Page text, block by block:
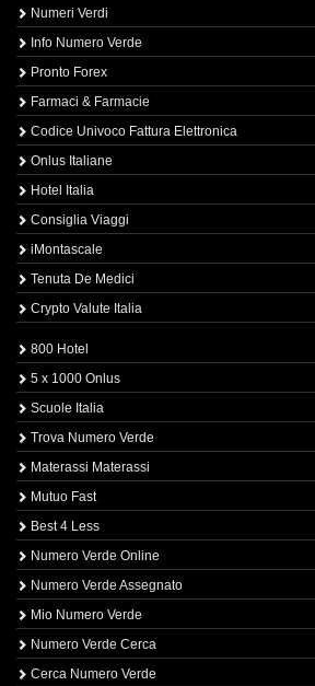
Numeri Verdi
Info Numero Verde
Pronto Forex
Farmaci & Farmacie
Codice Univoco Fattura Elettronica
Onlus Italiane
Hotel Italia
Consiglia Viaggi
iMontascale
Tenuta De Medici
Crypto Valute Italia
800 Hotel
5 x 1000 Onlus
Scuole Italia
Trova Numero Verde
Materassi Materassi
Mutuo Fast
Best 4 Less
Numero Verde Online
Numero Verde Assegnato
Mio Numero Verde
Numero Verde Cerca
Cerca Numero Verde